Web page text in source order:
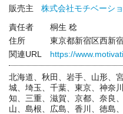
販売主
株式会社モチベーシ
責任者
桐生 稔
住所
東京都新宿区西新
関連URL
https://
北海道、秋田、岩手、山形、
城、埼玉、千葉、東京、神奈
知、三重、滋賀、京都、奈良
山、島根、広島、香川、徳島